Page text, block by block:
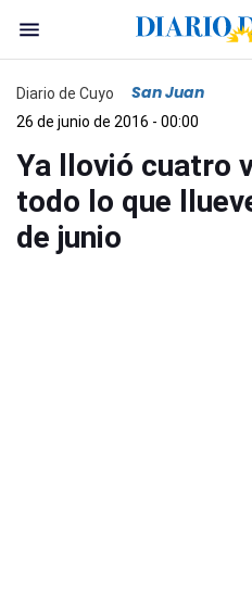
Diario de Cuyo San Juan
26 de junio de 2016 - 00:00
Ya llovió cuatro
todo lo que
de junio